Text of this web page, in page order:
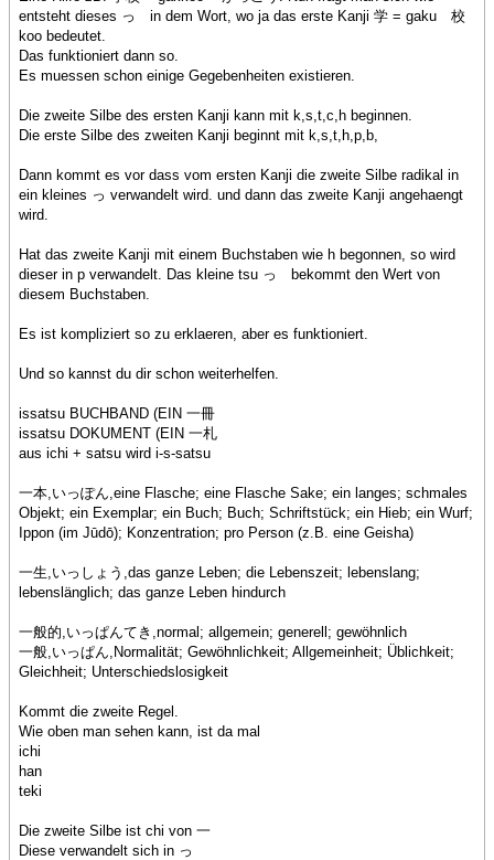
entsteht dieses っ in dem Wort, wo ja das erste Kanji 学 = gaku 校
koo bedeutet.
Das funktioniert dann so.
Es muessen schon einige Gegebenheiten existieren.
Die zweite Silbe des ersten Kanji kann mit k,s,t,c,h beginnen.
Die erste Silbe des zweiten Kanji beginnt mit k,s,t,h,p,b,
Dann kommt es vor dass vom ersten Kanji die zweite Silbe radikal in
ein kleines っ verwandelt wird. und dann das zweite Kanji angehaengt
wird.
Hat das zweite Kanji mit einem Buchstaben wie h begonnen, so wird
dieser in p verwandelt. Das kleine tsu っ bekommt den Wert von
diesem Buchstaben.
Es ist kompliziert so zu erklaeren, aber es funktioniert.
Und so kannst du dir schon weiterhelfen.
issatsu BUCHBAND (EIN 一冊
issatsu DOKUMENT (EIN 一札
aus ichi + satsu wird i-s-satsu
一本,いっぽん,eine Flasche; eine Flasche Sake; ein langes; schmales
Objekt; ein Exemplar; ein Buch; Buch; Schriftstück; ein Hieb; ein Wurf;
Ippon (im Jūdō); Konzentration; pro Person (z.B. eine Geisha)
一生,いっしょう,das ganze Leben; die Lebenszeit; lebenslang;
lebenslänglich; das ganze Leben hindurch
一般的,いっぱんてき,normal; allgemein; generell; gewöhnlich
一般,いっぱん,Normalität; Gewöhnlichkeit; Allgemeinheit; Üblichkeit;
Gleichheit; Unterschiedslosigkeit
Kommt die zweite Regel.
Wie oben man sehen kann, ist da mal
ichi
han
teki
Die zweite Silbe ist chi von 一
Diese verwandelt sich in っ